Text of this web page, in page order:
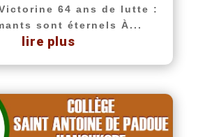
Victorine 64 ans de lutte :
sont éternels À...
lire plus